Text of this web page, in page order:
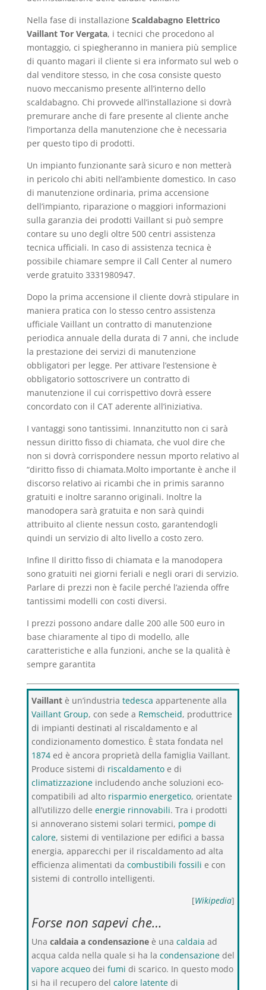
Nella fase di installazione Scaldabagno Elettrico
Vaillant Tor Vergata, i tecnici che procedono al
montaggio, ci spiegheranno in maniera più semplice
di quanto magari il cliente si era informato sul web o
dal venditore stesso, in che cosa consiste questo
nuovo meccanismo presente all’interno dello
scaldabagno. Chi provvede all’installazione si dovrà
premurare anche di fare presente al cliente anche
l’importanza della manutenzione che è necessaria
per questo tipo di prodotti.
Un impianto funzionante sarà sicuro e non metterà
in pericolo chi abiti nell’ambiente domestico. In caso
di manutenzione ordinaria, prima accensione
dell’impianto, riparazione o maggiori informazioni
sulla garanzia dei prodotti Vaillant si può sempre
contare su uno degli oltre 500 centri assistenza
tecnica ufficiali. In caso di assistenza tecnica è
possibile chiamare sempre il Call Center al numero
verde gratuito 3331980947.
Dopo la prima accensione il cliente dovrà stipulare in
maniera pratica con lo stesso centro assistenza
ufficiale Vaillant un contratto di manutenzione
periodica annuale della durata di 7 anni, che include
la prestazione dei servizi di manutenzione
obbligatori per legge. Per attivare l’estensione è
obbligatorio sottoscrivere un contratto di
manutenzione il cui corrispettivo dovrà essere
concordato con il CAT aderente all’iniziativa.
I vantaggi sono tantissimi. Innanzitutto non ci sarà
nessun diritto fisso di chiamata, che vuol dire che
non si dovrà corrispondere nessun mporto relativo al
“diritto fisso di chiamata.Molto importante è anche il
discorso relativo ai ricambi che in primis saranno
gratuiti e inoltre saranno originali. Inoltre la
manodopera sarà gratuita e non sarà quindi
attribuito al cliente nessun costo, garantendogli
quindi un servizio di alto livello a costo zero.
Infine Il diritto fisso di chiamata e la manodopera
sono gratuiti nei giorni feriali e negli orari di servizio.
Parlare di prezzi non è facile perché l’azienda offre
tantissimi modelli con costi diversi.
I prezzi possono andare dalle 200 alle 500 euro in
base chiaramente al tipo di modello, alle
caratteristiche e alla funzioni, anche se la qualità è
sempre garantita
Vaillantè un’industria tedesca appartenente alla
Vaillant Group, con sede a Remscheid, produttrice
di impianti destinati al riscaldamento e al
condizionamento domestico. È stata fondata nel
1874ed è ancora proprietà della famiglia Vaillant.
Produce sistemi di riscaldamentoe di
climatizzazioneincludendo anche soluzioni eco-
compatibili ad alto risparmio energetico, orientate
all’utilizzo delle energie rinnovabili. Tra i prodotti
si annoverano sistemi solari termici, pompe di
calore, sistemi di ventilazione per edifici a bassa
energia, apparecchi per il riscaldamento ad alta
efficienza alimentati da combustibili fossili e con
sistemi di controllo intelligenti.
[Wikipedia]
Forse non sapevi che…
Una caldaia a condensazioneè una caldaia ad
acqua calda nella quale si ha la condensazionedel
vapore acqueodei fumi di scarico. In questo modo
si ha il recupero del calore latentedi